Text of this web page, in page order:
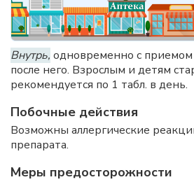
Внутрь, одновременно с
после него. Взрослым и детям
рекомендуется по 1 табл. в день.
Побочные действия
Возможны аллергические
препарата.
Меры предосторожности